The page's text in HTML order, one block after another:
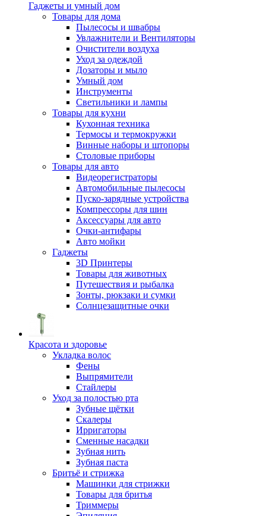
Гаджеты и умный дом
Товары для дома
Пылесосы и швабры
Увлажнители и Вентиляторы
Очистители воздуха
Уход за одеждой
Дозаторы и мыло
Умный дом
Инструменты
Светильники и лампы
Товары для кухни
Кухонная техника
Термосы и термокружки
Винные наборы и штопоры
Столовые приборы
Товары для авто
Видеорегистраторы
Автомобильные пылесосы
Пуско-зарядные устройства
Компрессоры для шин
Аксессуары для авто
Очки-антифары
Авто мойки
Гаджеты
3D Принтеры
Товары для животных
Путешествия и рыбалка
Зонты, рюкзаки и сумки
Солнцезащитные очки
Красота и здоровье
Укладка волос
Фены
Выпрямители
Стайлеры
Уход за полостью рта
Зубные щётки
Скалеры
Ирригаторы
Сменные насадки
Зубная нить
Зубная паста
Бритьё и стрижка
Машинки для стрижки
Товары для бритья
Триммеры